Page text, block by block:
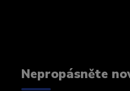
Nepropásněte